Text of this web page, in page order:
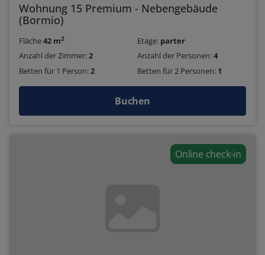
Wohnung 15 Premium - Nebengebäude
(Bormio)
Fläche42 m2 Etage: parter
Anzahl der Zimmer:2 Anzahl der Personen:4
Betten für 1 Person:2 Betten für 2 Personen: 1
Buchen
Online check-in